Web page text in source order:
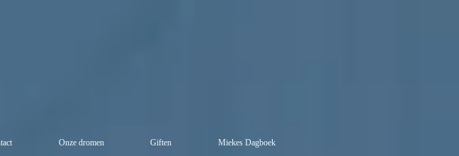
Onze dromen Giften Miekes Dagboek